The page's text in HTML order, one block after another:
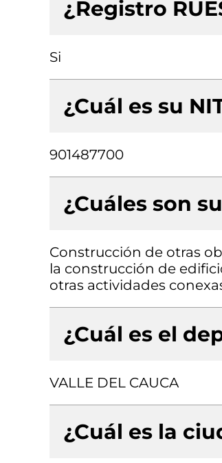
¿Registro
Si
¿Cuál es su
901487700
¿Cuáles son
Construcción de otras
la construcción de
otras actividades
¿Cuál es el
VALLE DEL CAUCA
¿Cuál es la